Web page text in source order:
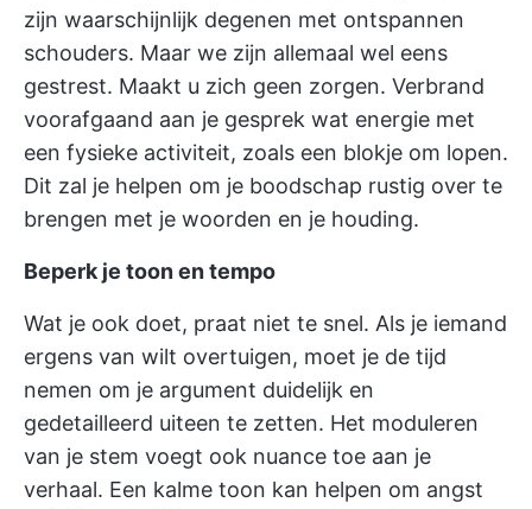
zijn waarschijnlijk degenen met ontspannen
schouders. Maar we zijn allemaal wel eens
gestrest. Maakt u zich geen zorgen. Verbrand
voorafgaand aan je gesprek wat energie met
een fysieke activiteit, zoals een blokje om lopen.
Dit zal je helpen om je boodschap rustig over te
brengen met je woorden en je houding.
Beperk je toon en tempo
Wat je ook doet, praat niet te snel. Als je iemand
ergens van wilt overtuigen, moet je de tijd
nemen om je argument duidelijk en
gedetailleerd uiteen te zetten. Het moduleren
van je stem voegt ook nuance toe aan je
verhaal. Een kalme toon kan helpen om angst